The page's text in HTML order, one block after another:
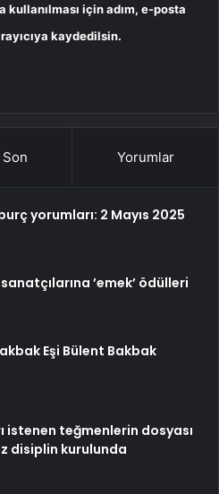
kullanılması için adım, e-posta
kaydedilsin.
Son Yorumlar
yorumları: 2 Mayıs 2025
’emek’ ödülleri
Eşi Bülent Bakbak
istenen teğmenlerin dosyası
disiplin kurulunda